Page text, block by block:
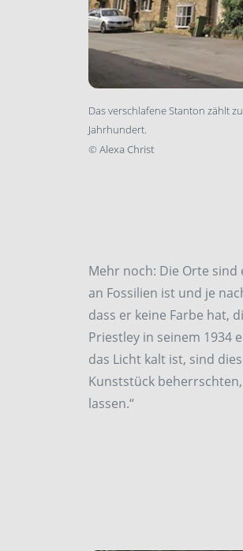
Das verschlafene Stanton zählt
Jahrhundert.
© Alexa Christ
Mehr noch: Die Orte sind
an Fossilien ist und je
dass er keine Farbe hat,
Priestley in seinem 1934
das Licht kalt ist, sind
Kunststück
lassen.“